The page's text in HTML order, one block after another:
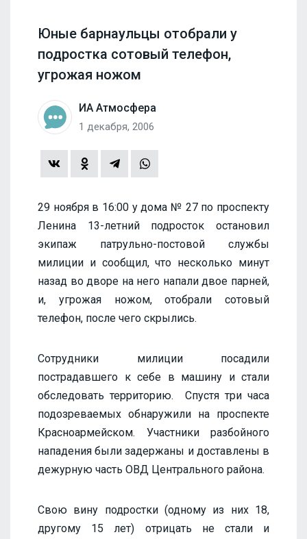
Юные барнаульцы отобрали у
подростка сотовый телефон,
угрожая ножом
ИА Атмосфера
1 декабря, 2006
29 ноября в 16:00 у дома № 27 по проспекту
Ленина 13-летний подросток остановил
экипаж патрульно-постовой службы
милиции и сообщил, что несколько минут
назад во дворе на него напали двое парней,
и, угрожая ножом, отобрали сотовый
телефон, после чего скрылись.
Сотрудники милиции посадили
пострадавшего к себе в машину и стали
обследовать территорию. Спустя три часа
подозреваемых обнаружили на проспекте
Красноармейском. Участники разбойного
нападения были задержаны и доставлены в
дежурную часть ОВД Центрального района.
Свою вину подростки (одному из них 18,
другому 15 лет) отрицать не стали и